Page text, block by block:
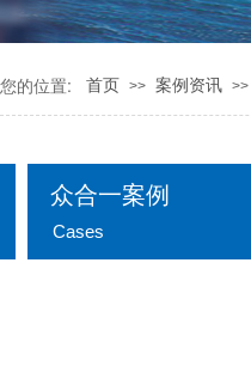
您的位置: 首页 >> 案例资讯 >>
众合一案例
Cases